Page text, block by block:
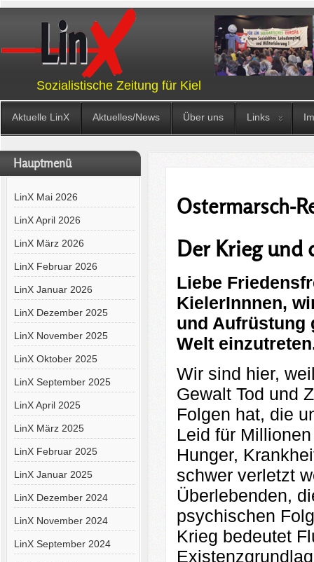
Sozialistische Zeitung für Kiel
Aktuelle LinX Aktuelles/News Über uns Links
Hauptmenü
LinX Mai 2026
LinX April 2026
LinX März 2026
LinX Februar 2026
LinX Januar 2026
LinX Dezember 2025
LinX November 2025
LinX Oktober 2025
LinX September 2025
LinX April 2025
LinX März 2025
LinX Februar 2025
LinX Januar 2025
LinX Dezember 2024
LinX November 2024
LinX September 2024
Ostermarsch-
Der Krieg und
Liebe
KielerInnnen,
und Aufrüstung
Welt
Wir sind hier,
Gewalt Tod und
Folgen hat, die
Leid für
Hunger,
schwer verletzt
Überlebenden,
psychischen
Krieg bedeutet